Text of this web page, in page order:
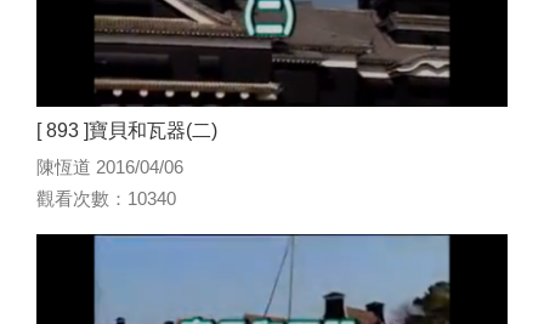
[ 893 ]寶貝和瓦器(二)
陳恆道 2016/04/06
觀看次數：10340